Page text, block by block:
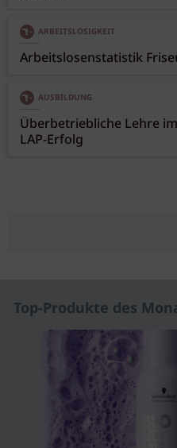
ARBEITSLOSIGKEIT
Arbeitslosenstatistik
AUSBILDUNG
Überbetriebliche Lehre
LAP-Erfolg
Top-Produkte des